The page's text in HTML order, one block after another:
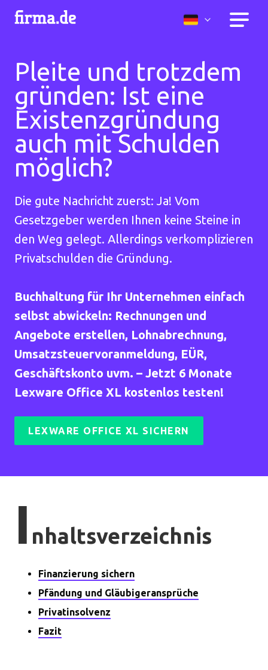
Pleite und trotzdem
gründen: Ist eine
Existenzgründung
auch mit Schulden
möglich?
Die gute Nachricht zuerst: Ja! Vom
Gesetzgeber werden Ihnen keine Steine in
den Weg gelegt. Allerdings verkomplizieren
Privatschulden die Gründung.
Buchhaltung für Ihr Unternehmen einfach
selbst abwickeln: Rechnungen und
Angebote erstellen, Lohnabrechnung,
Umsatzsteuervoranmeldung, EÜR,
Geschäftskonto uvm. – Jetzt 6 Monate
Lexware Office XL kostenlos testen!
LEXWARE OFFICE XL SICHERN
I nhaltsverzeichnis
Finanzierung sichern
Pfändung und Gläubigeransprüche
Privatinsolvenz
Fazit